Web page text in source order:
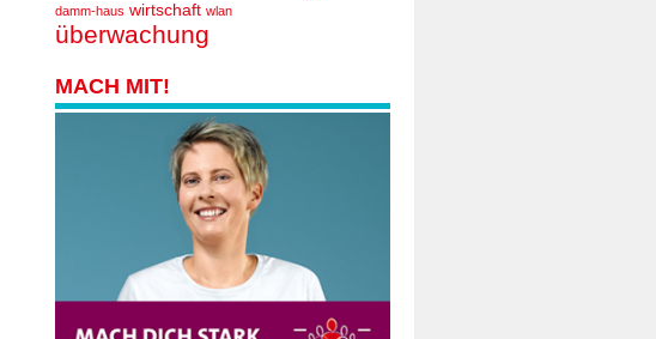
damm-haus wirtschaft wlan
überwachung
MACH MIT!